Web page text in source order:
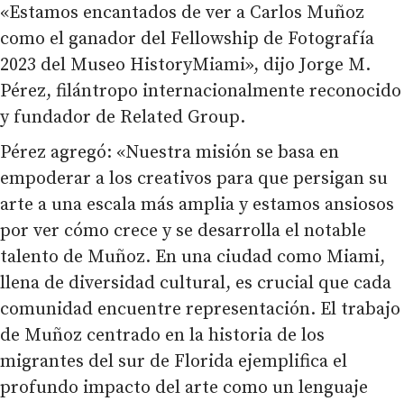
«Estamos encantados de ver a Carlos Muñoz
como el ganador del Fellowship de Fotografía
2023 del Museo HistoryMiami», dijo Jorge M.
Pérez, filántropo internacionalmente reconocido
y fundador de Related Group.
Pérez agregó: «Nuestra misión se basa en
empoderar a los creativos para que persigan su
arte a una escala más amplia y estamos ansiosos
por ver cómo crece y se desarrolla el notable
talento de Muñoz. En una ciudad como Miami,
llena de diversidad cultural, es crucial que cada
comunidad encuentre representación. El trabajo
de Muñoz centrado en la historia de los
migrantes del sur de Florida ejemplifica el
profundo impacto del arte como un lenguaje